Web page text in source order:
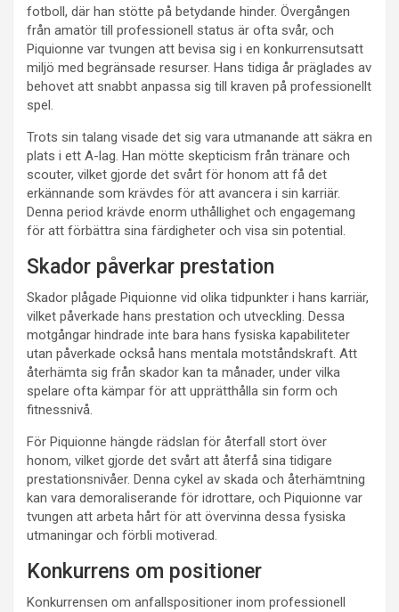
fotboll, där han stötte på betydande hinder. Övergången
från amatör till professionell status är ofta svår, och
Piquionne var tvungen att bevisa sig i en konkurrensutsatt
miljö med begränsade resurser. Hans tidiga år präglades av
behovet att snabbt anpassa sig till kraven på professionellt
spel.
Trots sin talang visade det sig vara utmanande att säkra en
plats i ett A-lag. Han mötte skepticism från tränare och
scouter, vilket gjorde det svårt för honom att få det
erkännande som krävdes för att avancera i sin karriär.
Denna period krävde enorm uthållighet och engagemang
för att förbättra sina färdigheter och visa sin potential.
Skador påverkar prestation
Skador plågade Piquionne vid olika tidpunkter i hans karriär,
vilket påverkade hans prestation och utveckling. Dessa
motgångar hindrade inte bara hans fysiska kapabiliteter
utan påverkade också hans mentala motståndskraft. Att
återhämta sig från skador kan ta månader, under vilka
spelare ofta kämpar för att upprätthålla sin form och
fitnessnivå.
För Piquionne hängde rädslan för återfall stort över
honom, vilket gjorde det svårt att återfå sina tidigare
prestationsnivåer. Denna cykel av skada och återhämtning
kan vara demoraliserande för idrottare, och Piquionne var
tvungen att arbeta hårt för att övervinna dessa fysiska
utmaningar och förbli motiverad.
Konkurrens om positioner
Konkurrensen om anfallspositioner inom professionell